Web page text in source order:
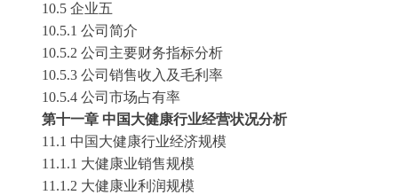
10.5 企业五
10.5.1 公司简介
10.5.2 公司主要财务指标分析
10.5.3 公司销售收入及毛利率
10.5.4 公司市场占有率
第十一章 中国大健康行业经营状况分析
11.1 中国大健康行业经济规模
11.1.1 大健康业销售规模
11.1.2 大健康业利润规模